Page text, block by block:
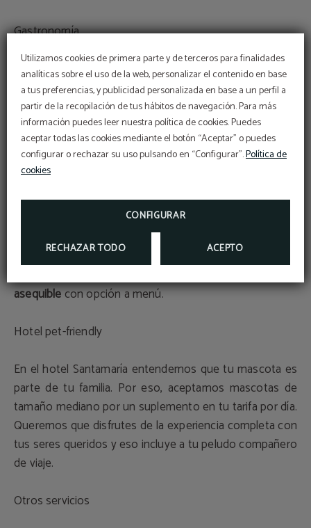
Utilizamos cookies de primera parte y de terceros para finalidades
analíticas sobre el uso de la web, personalizar el contenido en base
a tus preferencias, y publicidad personalizada en base a un perfil a
partir de la recopilación de tus hábitos de navegación. Para más
información puedes leer nuestra política de cookies. Puedes
aceptar todas las cookies mediante el botón “Aceptar” o puedes
configurar o rechazar su uso pulsando en “Configurar”.Política de
cookies
CONFIGURAR
RECHAZAR TODO ACEPTO
Gastronomía
En nuestro establecimiento, la comida es una
experiencia que no te puedes perder. Nuestrobar-
cafeteríacon terraza exteriorofrece undesayuno buffet
internacional, con opciones que satisfacen a todos los
gustos, incluyendoproductos para personas con
intolerancias al gluten o a la lactosa bajo petición.
Durante la semana, también puedes disfrutar de
pinchos caseros y tostas
comidas y cenas en fines de semana, nuestro servicio
de restaurante ofrece una
carta sencilla con productos
asequiblecon opción a menú.
Hotel pet-friendly
En el hotel Santamaría entendemos que tu mascota es
parte de tu familia. Por eso, aceptamos mascotas de
tamaño mediano por un suplemento en tu tarifa por día.
Queremos que disfrutes de la experiencia completa con
tus seres queridos y eso incluye a tu peludo compañero
de viaje.
Otros servicios